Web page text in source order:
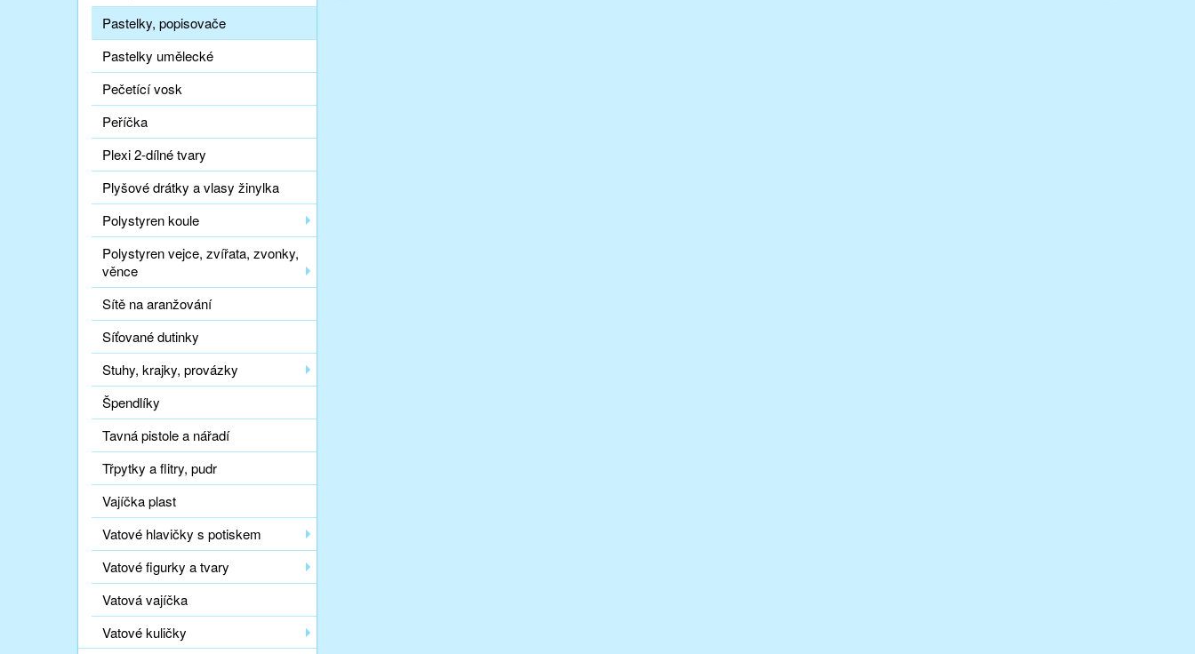
Pastelky, popisovače
Pastelky umělecké
Pečetící vosk
Peříčka
Plexi 2-dílné tvary
Plyšové drátky a vlasy žinylka
Polystyren koule
Polystyren vejce, zvířata, zvonky,
věnce
Sítě na aranžování
Síťované dutinky
Stuhy, krajky, provázky
Špendlíky
Tavná pistole a nářadí
Třpytky a flitry, pudr
Vajíčka plast
Vatové hlavičky s potiskem
Vatové figurky a tvary
Vatová vajíčka
Vatové kuličky